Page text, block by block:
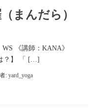
まんだら）
WS 《講師：KANA》
】 「 […]
: yard_yoga